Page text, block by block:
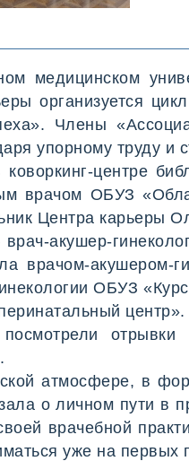
медицинском
организуется
Члены
упорному труду
центре
врачом ОБУЗ
Центра карьеры
акушер-
врачом-акушером-
ОБУЗ
центр».
посмотрели
атмосфере, в
о личном пути в
врачебной
уже на первых